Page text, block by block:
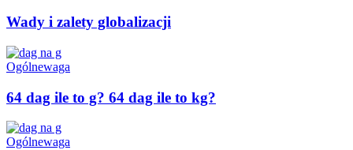
Wady i zalety globalizacji
Ogólnewaga
64 dag ile to g? 64 dag ile to kg?
Ogólnewaga